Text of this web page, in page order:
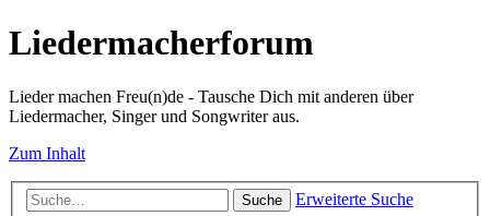
Liedermacherforum
Lieder machen Freu(n)de - Tausche Dich mit anderen über
Liedermacher, Singer und Songwriter aus.
Zum Inhalt
Suche Erweiterte Suche